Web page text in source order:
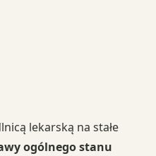
lekarską na stałe
ogólnego stanu